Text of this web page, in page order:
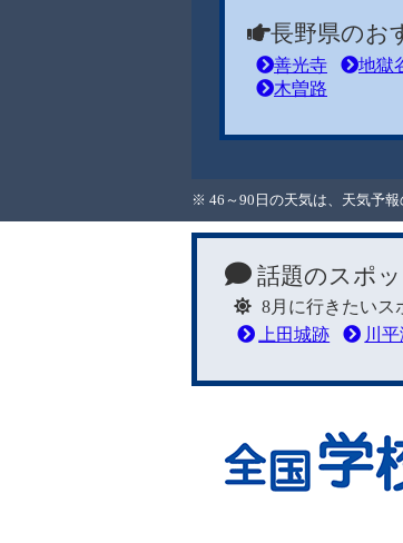
長野県のお
善光寺 地獄
木曽路
※ 46～90日の天気は、天気予報
話題のスポッ
8月に行きたいス
上田城跡
川